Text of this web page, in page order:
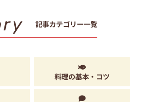
注目フーディスト